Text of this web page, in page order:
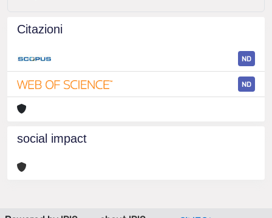
Citazioni
ND
ND
social impact